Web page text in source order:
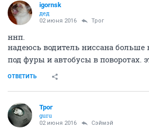
igornsk
дед
02 июня 2016 Трог
ннп.
надеюсь водитель ниссана больше
под фуры и автобусы в поворотах.
ОТВЕТИТЬ
Трог
guru
02 июня 2016 Сэймэй